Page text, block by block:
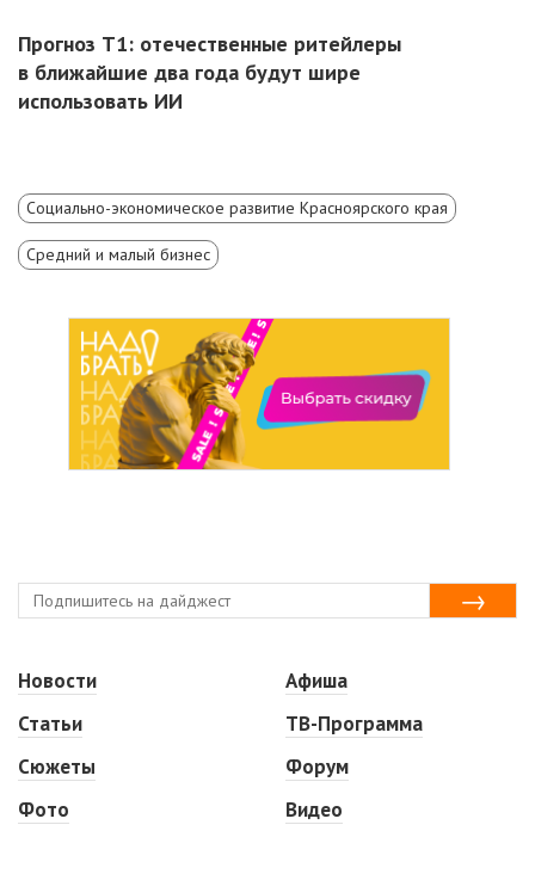
Прогноз T1: отечественные ритейлеры
в ближайшие два года будут шире
использовать ИИ
Социально-экономическое развитие Красноярского края
Средний и малый бизнес
Новости
Статьи
Сюжеты
Фото
Афиша
ТВ-Программа
Форум
Видео